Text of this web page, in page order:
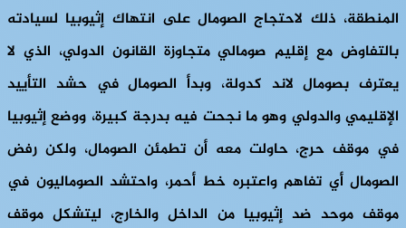
المنطقة، ذلك لاحتجاج الصومال على انتهاك إثيوبيا لسيادته
بالتفاوض مع إقليم صومالي متجاوزة القانون الدولي، الذي لا
يعترف بصومال لاند كدولة، وبدأ الصومال في حشد التأييد
الإقليمي والدولي وهو ما نجحت فيه بدرجة كبيرة، ووضع إثيوبيا
في موقف حرج، حاولت معه أن تطمئن الصومال، ولكن رفض
الصومال أي تفاهم واعتبره خط أحمر، واحتشد الصوماليون في
موقف موحد ضد إثيوبيا من الداخل والخارج، ليتشكل موقف